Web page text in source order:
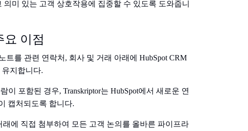
미 있는 고객 상호작용에 집중할 수 있도록 도와줍니
요 이점
트를 관련 연락처, 회사 및 거래 아래에 HubSpot CRM
지합니다.
이 포함된 경우, Transkriptor는 HubSpot에서 새로운 연
캡처되도록 합니다.
래에 직접 첨부하여 모든 고객 논의를 올바른 파이프라